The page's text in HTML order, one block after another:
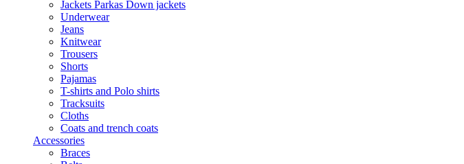
Jackets Parkas Down jackets
Underwear
Jeans
Knitwear
Trousers
Shorts
Pajamas
T-shirts and Polo shirts
Tracksuits
Cloths
Coats and trench coats
Accessories
Braces